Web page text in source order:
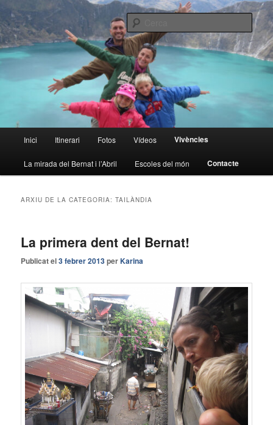
al
contingut
principal
al
contingut
secundariLa volta al món en família
Cerca
principal
Inici Itinerari Fotos Vídeos Vivències
La mirada del Bernat i l’Abril Escoles del món Contacte
ARXIU DE LA CATEGORIA:TAILÀNDIA
La primera dent del Bernat!
Publicat el3 febrer 2013perKarina